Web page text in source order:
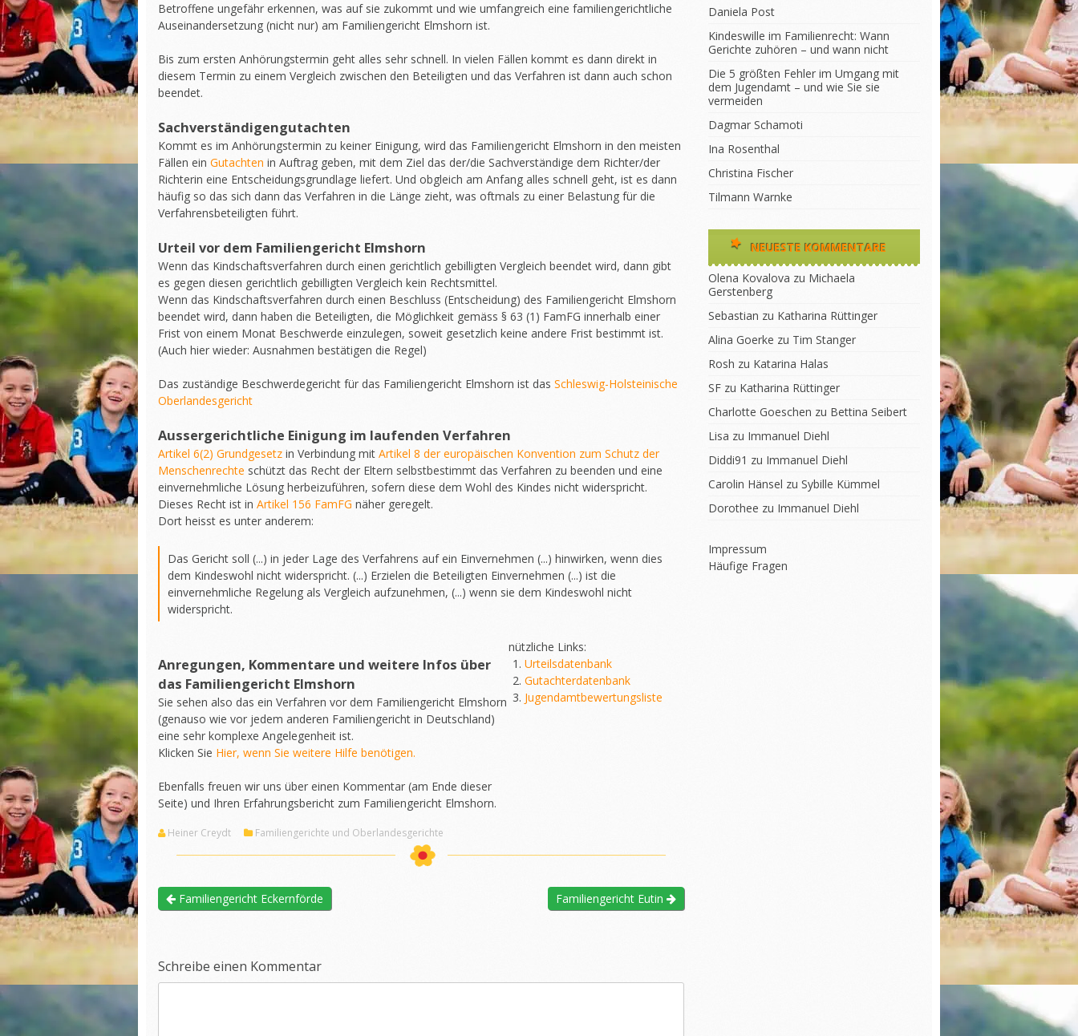
Betroffene ungefähr erkennen, was auf sie zukommt und wie umfangreich eine familiengerichtliche
Auseinandersetzung (nicht nur) am Familiengericht Elmshorn ist.
Bis zum ersten Anhörungstermin geht alles sehr schnell. In vielen Fällen kommt es dann direkt in
diesem Termin zu einem Vergleich zwischen den Beteiligten und das Verfahren ist dann auch schon
beendet.
Sachverständigengutachten
Kommt es im Anhörungstermin zu keiner Einigung, wird das Familiengericht Elmshorn in den meisten
Fällen ein Gutachten in Auftrag geben, mit dem Ziel das der/die Sachverständige dem Richter/der
Richterin eine Entscheidungsgrundlage liefert. Und obgleich am Anfang alles schnell geht, ist es dann
häufig so das sich dann das Verfahren in die Länge zieht, was oftmals zu einer Belastung für die
Verfahrensbeteiligten führt.
Urteil vor dem Familiengericht Elmshorn
Wenn das Kindschaftsverfahren durch einen gerichtlich gebilligten Vergleich beendet wird, dann gibt
es gegen diesen gerichtlich gebilligten Vergleich kein Rechtsmittel.
Wenn das Kindschaftsverfahren durch einen Beschluss (Entscheidung) des Familiengericht Elmshorn
beendet wird, dann haben die Beteiligten, die Möglichkeit gemäss § 63 (1) FamFG innerhalb einer
Frist von einem Monat Beschwerde einzulegen, soweit gesetzlich keine andere Frist bestimmt ist.
(Auch hier wieder: Ausnahmen bestätigen die Regel)
Das zuständige Beschwerdegericht für das Familiengericht Elmshorn ist das Schleswig-Holsteinische
Oberlandesgericht
Aussergerichtliche Einigung im laufenden Verfahren
Artikel 6(2) Grundgesetz in Verbindung mit Artikel 8 der europäischen Konvention zum Schutz der
Menschenrechte schützt das Recht der Eltern selbstbestimmt das Verfahren zu beenden und eine
einvernehmliche Lösung herbeizuführen, sofern diese dem Wohl des Kindes nicht widerspricht.
Dieses Recht ist in Artikel 156 FamFG näher geregelt.
Dort heisst es unter anderem:
Das Gericht soll (...) in jeder Lage des Verfahrens auf ein Einvernehmen (...) hinwirken, wenn dies
dem Kindeswohl nicht widerspricht. (...) Erzielen die Beteiligten Einvernehmen (...) ist die
einvernehmliche Regelung als Vergleich aufzunehmen, (...) wenn sie dem Kindeswohl nicht
widerspricht.
Anregungen, Kommentare und weitere Infos über
das Familiengericht Elmshorn
Sie sehen also das ein Verfahren vor dem Familiengericht Elmshorn
(genauso wie vor jedem anderen Familiengericht in Deutschland)
eine sehr komplexe Angelegenheit ist.
Klicken Sie Hier, wenn Sie weitere Hilfe benötigen.
Ebenfalls freuen wir uns über einen Kommentar (am Ende dieser
Seite) und Ihren Erfahrungsbericht zum Familiengericht Elmshorn.
nützliche Links:
Urteilsdatenbank
Gutachterdatenbank
Jugendamtbewertungsliste
Heiner Creydt Familiengerichte und Oberlandesgerichte
Familiengericht Eckernförde Familiengericht Eutin
Schreibe einen Kommentar
Daniela Post
Kindeswille im Familienrecht: Wann
Gerichte zuhören – und wann nicht
Die 5 größten Fehler im Umgang mit
dem Jugendamt – und wie Sie sie
vermeiden
Dagmar Schamoti
Ina Rosenthal
Christina Fischer
Tilmann Warnke
NEUESTE KOMMENTARE
Olena Kovalova zu Michaela
Gerstenberg
Sebastian zu Katharina Rüttinger
Alina Goerke zu Tim Stanger
Rosh zu Katarina Halas
SF zu Katharina Rüttinger
Charlotte Goeschen zu Bettina Seibert
Lisa zu Immanuel Diehl
Diddi91 zu Immanuel Diehl
Carolin Hänsel zu Sybille Kümmel
Dorothee zu Immanuel Diehl
Impressum
Häufige Fragen